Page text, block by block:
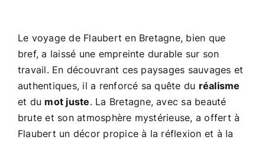
Le voyage de Flaubert en Bretagne, bien que
bref, a laissé une empreinte durable sur son
travail. En découvrant ces paysages sauvages et
authentiques, il a renforcé sa quête du réalisme
et du mot juste. La Bretagne, avec sa beauté
brute et son atmosphère mystérieuse, a offert à
Flaubert un décor propice à la réflexion et à la